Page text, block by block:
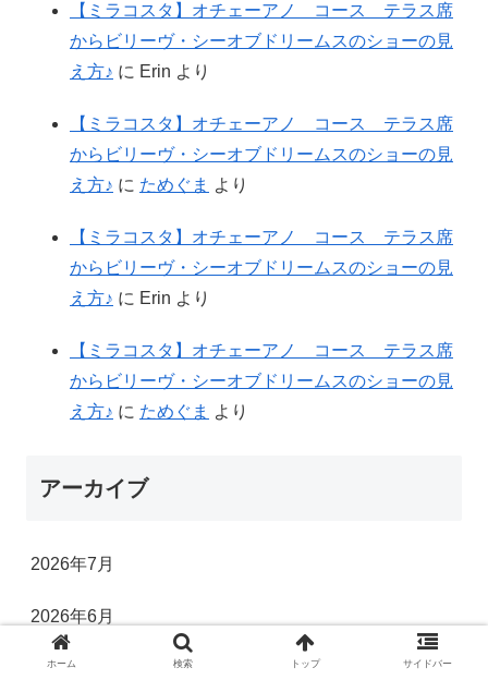
【ミラコスタ】オチェーアノ コース テラス席
からビリーヴ・シーオブドリームスのショーの見
え方♪ に Erin より
【ミラコスタ】オチェーアノ コース テラス席
からビリーヴ・シーオブドリームスのショーの見
え方♪ に ためぐま より
【ミラコスタ】オチェーアノ コース テラス席
からビリーヴ・シーオブドリームスのショーの見
え方♪ に Erin より
【ミラコスタ】オチェーアノ コース テラス席
からビリーヴ・シーオブドリームスのショーの見
え方♪ に ためぐま より
アーカイブ
2026年7月
2026年6月
2026年4月
ホーム 検索 トップ サイドバー